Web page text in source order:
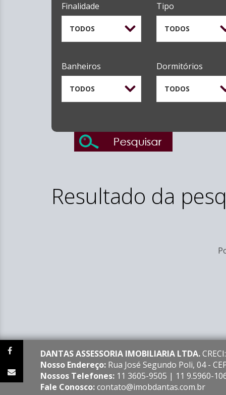
Finalidade
TODOS
Tipo
TODOS
Banheiros
TODOS
Dormitórios
TODOS
Resultado da
DANTAS ASSESSORIA IMOBILIARIA LTDA.
Nosso Endereço: Rua José Segundo Poli, 04 -
Nossos Telefones: 11 3605-9505 | 11 9.5960-
Fale Conosco:contato@imobdantas.com.br